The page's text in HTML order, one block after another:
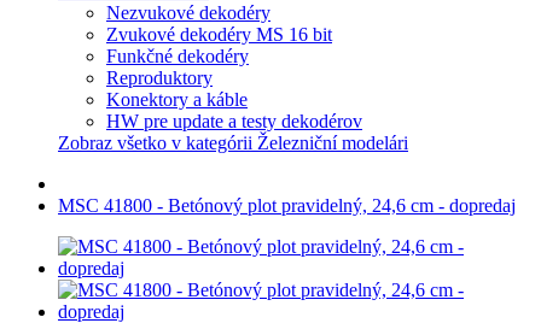
Nezvukové dekodéry
Zvukové dekodéry MS 16 bit
Funkčné dekodéry
Reproduktory
Konektory a káble
HW pre update a testy dekodérov
Zobraz všetko v kategórii Železniční modelári
MSC 41800 - Betónový plot pravidelný, 24,6 cm - dopredaj